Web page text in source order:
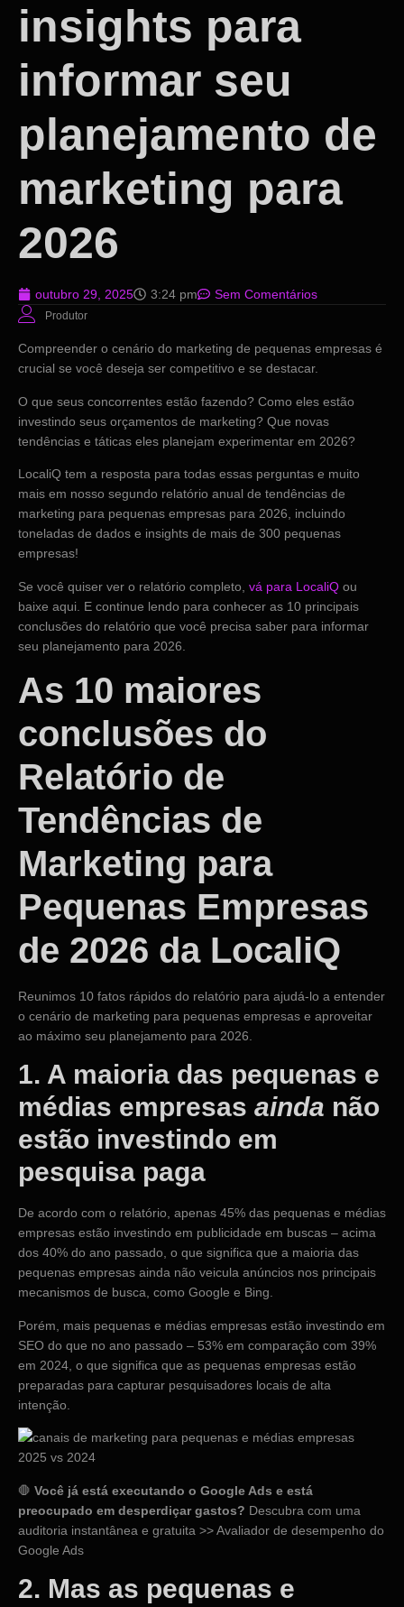
insights para
informar seu
planejamento de
marketing para
2026
outubro 29, 2025 3:24 pm Sem Comentários
Produtor
Compreender o cenário do marketing de pequenas empresas é
crucial se você deseja ser competitivo e se destacar.
O que seus concorrentes estão fazendo? Como eles estão
investindo seus orçamentos de marketing? Que novas
tendências e táticas eles planejam experimentar em 2026?
LocaliQ tem a resposta para todas essas perguntas e muito
mais em nosso segundo relatório anual de tendências de
marketing para pequenas empresas para 2026, incluindo
toneladas de dados e insights de mais de 300 pequenas
empresas!
Se você quiser ver o relatório completo, vá para LocaliQ ou
baixe aqui. E continue lendo para conhecer as 10 principais
conclusões do relatório que você precisa saber para informar
seu planejamento para 2026.
As 10 maiores
conclusões do
Relatório de
Tendências de
Marketing para
Pequenas Empresas
de 2026 da LocaliQ
Reunimos 10 fatos rápidos do relatório para ajudá-lo a entender
o cenário de marketing para pequenas empresas e aproveitar
ao máximo seu planejamento para 2026.
1. A maioria das pequenas e
médias empresas ainda não
estão investindo em
pesquisa paga
De acordo com o relatório, apenas 45% das pequenas e médias
empresas estão investindo em publicidade em buscas – acima
dos 40% do ano passado, o que significa que a maioria das
pequenas empresas ainda não veicula anúncios nos principais
mecanismos de busca, como Google e Bing.
Porém, mais pequenas e médias empresas estão investindo em
SEO do que no ano passado – 53% em comparação com 39%
em 2024, o que significa que as pequenas empresas estão
preparadas para capturar pesquisadores locais de alta
intenção.
🛑 Você já está executando o Google Ads e está
preocupado em desperdiçar gastos? Descubra com uma
auditoria instantânea e gratuita >> Avaliador de desempenho do
Google Ads
2. Mas as pequenas e